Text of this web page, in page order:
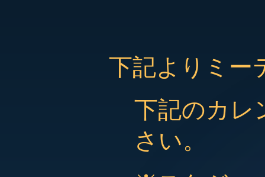
下記よりミー
下記のカレ
さい。